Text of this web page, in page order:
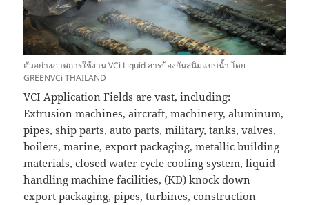
ตัวอย่างภาพการใช้งาน VCi Liquid สารป้องกันสนิมแบบน้ำ โดย
GREENVCi THAILAND
VCI Application Fields are vast, including:
Extrusion machines, aircraft, machinery, aluminum,
pipes, ship parts, auto parts, military, tanks, valves,
boilers, marine, export packaging, metallic building
materials, closed water cycle cooling system, liquid
handling machine facilities, (KD) knock down
export packaging, pipes, turbines, construction